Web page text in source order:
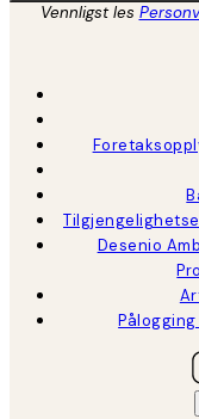
Vennligst les
Desenio